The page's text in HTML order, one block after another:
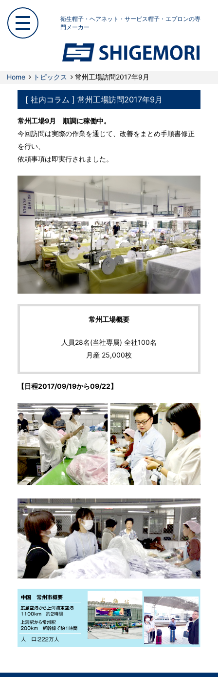
衛生帽子・ヘアネット・サービス帽子・エプロンの専
門メーカー
Home トピックス 常州工場訪問2017年9月
[ 社内コラム ] 常州工場訪問2017年9月
常州工場9月 順調に稼働中。
今回訪問は実際の作業を通じて、改善をまとめ手順書修正
を行い、
依頼事項は即実行されました。
常州工場概要
人員28名(当社専属) 全社100名
月産 25,000枚
【日程2017/09/19から09/22】